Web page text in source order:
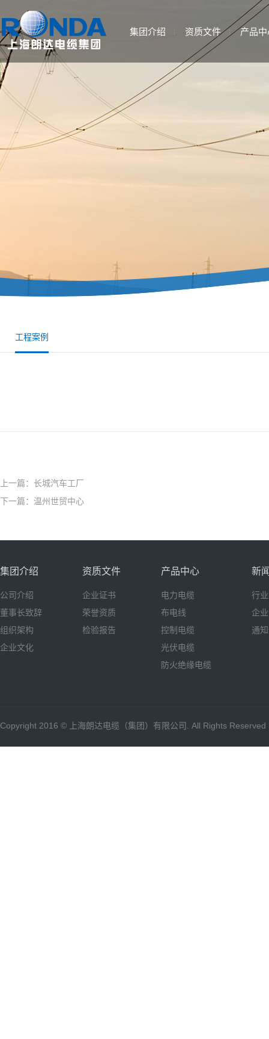
集团介绍 资质文件 产品中
工程案例
上一篇：长城汽车工厂
下一篇：温州世贸中心
集团介绍
公司介绍
董事长致辞
组织架构
企业文化
资质文件
企业证书
荣誉资质
检验报告
产品中心
电力电缆
布电线
控制电缆
光伏电缆
防火绝缘电缆
新
行
企
通
Copyright 2016 © 上海朗达电缆（集团）有限公司. All Rights